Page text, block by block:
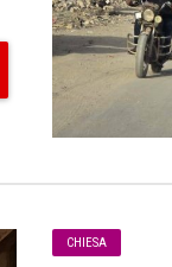
CHIESA